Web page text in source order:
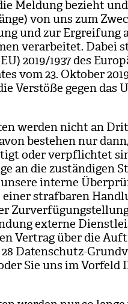
Mel­dung bezieht
von uns zum
und zur Ergrei­fung
ver­ar­bei­tet. Dabei
2019/​1937 des
vom 23. Okto­ber
Ver­stöße gegen das
wer­den nicht an
beste­hen nur
oder ver­pflich­tet
an die zustän­di­gen
interne
einer straf­ba­ren
externe
Ver­trag über die
Daten­schutz-
Sie uns im